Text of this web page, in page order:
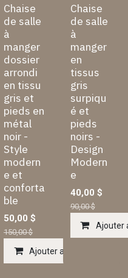
Chaise
de salle
à
manger
dossier
arrondi
en tissu
gris et
pieds en
métal
noir -
Style
modern
e et
conforta
ble
50,00 $
150,00$
Ajouter au panier
Chaise
de salle
à
manger
en
tissus
gris
surpiqu
é et
pieds
noirs -
Design
Modern
e
40,00 $
90,00$
Ajouter